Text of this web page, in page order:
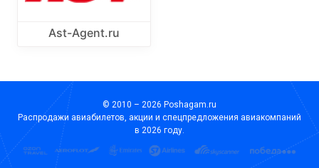
Ast-Agent.ru
© 2010 – 2026 Poshagam.ru
Распродажи авиабилетов, акции и спецпредложения авиакомпаний
в 2026 году.